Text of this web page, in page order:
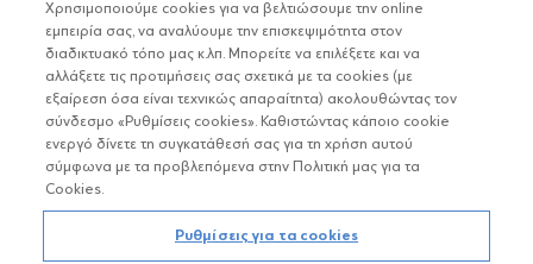
Δείτε τις πολιτικές μας
Βασικές Γνώσεις
Τα νέα μας
Χρήσιμοι σύνδεσμοι
H Eurobank Asset Management ΑΕΔΑΚ
Επενδυτική φιλοσοφία ESG
Πιστοποιημένα στελέχη και συνεργάτες
Αποστολή Βιογραφικών
ΟΙ ΟΣΕΚΑ ΔΕΝ ΕΧΟΥΝ ΕΓΓΥΗΜΕΝΗ ΑΠΟΔΟΣΗ ΚΑΙ ΟΙ
ΠΡΟΗΓΟΥΜΕΝΕΣ ΑΠΟΔΟΣΕΙΣ ΔΕΝ ΔΙΑΣΦΑΛΙΖΟΥΝ ΤΙΣ
ΜΕΛΛΟΝΤΙΚΕΣ
Copyright © Eurobank ΑΕΔΑΚ
Χρησιμοποιούμε cookies για να βελτιώσουμε την online
εμπειρία σας, να αναλύουμε την επισκεψιμότητα στον
διαδικτυακό τόπο μας κ.λπ. Μπορείτε να επιλέξετε και να
αλλάξετε τις προτιμήσεις σας σχετικά με τα cookies (με
εξαίρεση όσα είναι τεχνικώς απαραίτητα) ακολουθώντας τον
σύνδεσμο «Ρυθμίσεις cookies». Καθιστώντας κάποιο cookie
ενεργό δίνετε τη συγκατάθεσή σας για τη χρήση αυτού
σύμφωνα με τα προβλεπόμενα στην Πολιτική μας για τα
Cookies.
Ρυθμίσεις για τα cookies